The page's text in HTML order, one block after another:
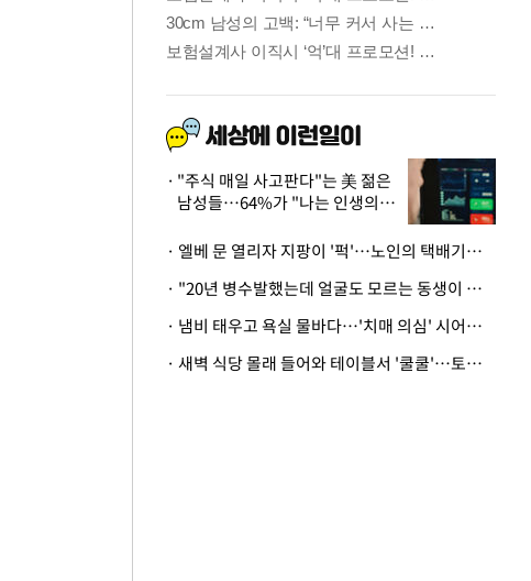
"주식 매일 사고판다"는 美 젊은
남성들…64%가 "나는 인생의
· 엘베 문 열리자 지팡이 '퍽'…노인의 택배기사 폭행 이유
· "20년 병수발했는데 얼굴도 모르는 동생이 유산 절반을"…배다른 형제 상속권 있을까
· 냄비 태우고 욕실 물바다…'치매 의심' 시어머니 검사 권유했다가 '날벼락'
· 새벽 식당 몰래 들어와 테이블서 '쿨쿨'…토사물 남기고 사라진 남성